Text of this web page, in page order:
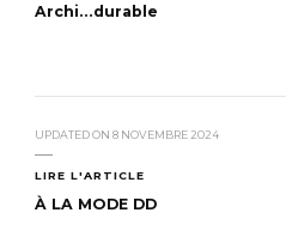
Archi…durable
UPDATED ON 8 NOVEMBRE 2024
LIRE L'ARTICLE
À LA MODE DD